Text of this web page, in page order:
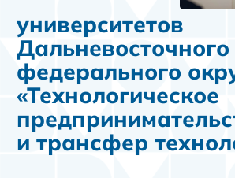
университетов
Дальневосточного
федерального
«Технологическое
и трансфер